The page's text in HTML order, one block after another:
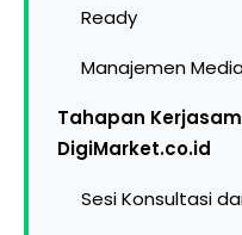
Ready
Manajemen
Tahapan
DigiMarket.co.id
Sesi Konsultasi